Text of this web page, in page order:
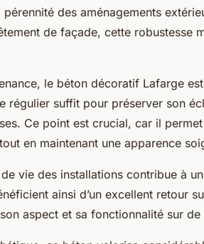
des aménagements
de façade, cette robustesse
le béton décoratif Lafarge
régulier suffit pour préserver son
Ce point est crucial, car il
en maintenant une apparence
vie des installations contribue à
ainsi d’un excellent retour
aspect et sa fonctionnalité sur de